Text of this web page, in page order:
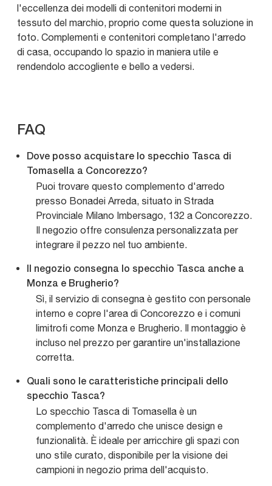
l'eccellenza dei modelli di contenitori moderni in
tessuto del marchio, proprio come questa soluzione in
foto. Complementi e contenitori completano l'arredo
di casa, occupando lo spazio in maniera utile e
rendendolo accogliente e bello a vedersi.
FAQ
Dove posso acquistare lo specchio Tasca di
Tomasella a Concorezzo?
Puoi trovare questo complemento d'arredo
presso Bonadei Arreda, situato in Strada
Provinciale Milano Imbersago, 132 a Concorezzo.
Il negozio offre consulenza personalizzata per
integrare il pezzo nel tuo ambiente.
Il negozio consegna lo specchio Tasca anche a
Monza e Brugherio?
Sì, il servizio di consegna è gestito con personale
interno e copre l'area di Concorezzo e i comuni
limitrofi come Monza e Brugherio. Il montaggio è
incluso nel prezzo per garantire un'installazione
corretta.
Quali sono le caratteristiche principali dello
specchio Tasca?
Lo specchio Tasca di Tomasella è un
complemento d'arredo che unisce design e
funzionalità. È ideale per arricchire gli spazi con
uno stile curato, disponibile per la visione dei
campioni in negozio prima dell'acquisto.